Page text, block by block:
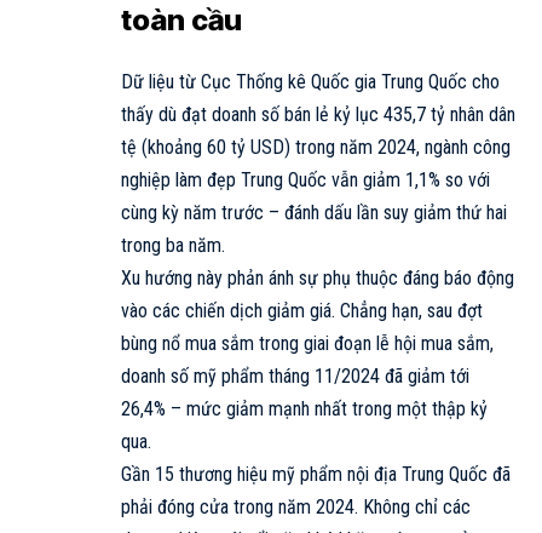
toàn cầu
Dữ liệu từ Cục Thống kê Quốc gia Trung Quốc cho
thấy dù đạt doanh số bán lẻ kỷ lục 435,7 tỷ nhân dân
tệ (khoảng 60 tỷ USD) trong năm 2024, ngành công
nghiệp làm đẹp Trung Quốc vẫn giảm 1,1% so với
cùng kỳ năm trước – đánh dấu lần suy giảm thứ hai
trong ba năm.
Xu hướng này phản ánh sự phụ thuộc đáng báo động
vào các chiến dịch giảm giá. Chẳng hạn, sau đợt
bùng nổ mua sắm trong giai đoạn lễ hội mua sắm,
doanh số mỹ phẩm tháng 11/2024 đã giảm tới
26,4% – mức giảm mạnh nhất trong một thập kỷ
qua.
Gần 15 thương hiệu mỹ phẩm nội địa Trung Quốc đã
phải đóng cửa trong năm 2024. Không chỉ các